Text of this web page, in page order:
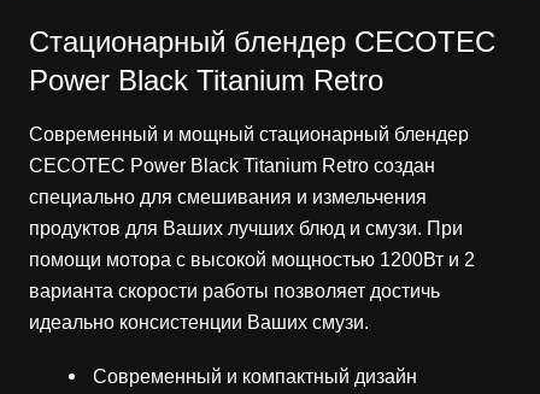
Стационарный блендер CECOTEC
Power Black Titanium Retro
Современный и мощный стационарный блендер
CECOTEC Power Black Titanium Retro создан
специально для смешивания и измельчения
продуктов для Ваших лучших блюд и смузи. При
помощи мотора с высокой мощностью 1200Вт и 2
варианта скорости работы позволяет достичь
идеально консистенции Ваших смузи.
Современный и компактный дизайн